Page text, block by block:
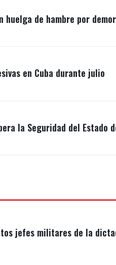
de hambre por
en Cuba durante julio
la Seguridad del Estado
jefes militares de la